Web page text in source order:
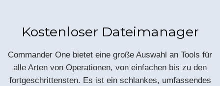
Kostenloser Dateimanager
Commander One bietet eine große Auswahl an Tools für
alle Arten von Operationen, von einfachen bis zu den
fortgeschrittensten. Es ist ein schlankes, umfassendes